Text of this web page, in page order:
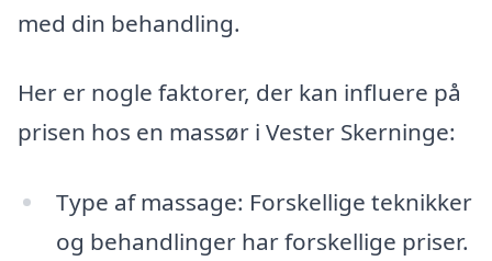
med din behandling.
Her er nogle faktorer, der kan influere på
prisen hos en massør i Vester Skerninge:
Type af massage: Forskellige teknikker
og behandlinger har forskellige priser.